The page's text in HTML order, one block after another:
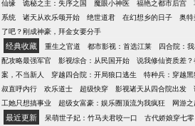
天资低下，但悟性极高的
群：86995767书友二群：
仙缘
诡秘之主：失序之国 魔眼小神医 福艳之都市后宫
系统
诸天从欢乐颂开始 绝世道君 在幻想乡的日子 奥
了吧？刚成神豪，拜金女要分手
经典收藏 重生之官道 都市影视：首选江莱 四合院：
配攻略最强军官
影视综合：从民国开始 说我修仙资质差？
案，不当新人
穿越四合院：开局狼口逃生 特种兵：穿越
叔直呼内行
欢乐道士 超级快穿 影视诸天从四合院出发
工她只想搞事业
超级女富豪：娱乐圈顶流为我疯狂 网游
最近更新 呆萌世子妃：竹马夫君咬一口 古代娇娘穿七